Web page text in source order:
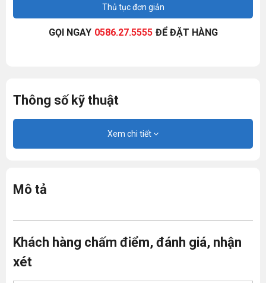
Thủ tục đơn giản
GỌI NGAY 0586.27.5555 ĐỂ ĐẶT HÀNG
Mô tả
Khách hàng chấm điểm, đánh giá, nhận
xét
Thông số kỹ thuật
Xem chi tiết